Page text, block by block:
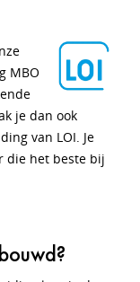
MBO
je dan ook
van LOI. Je
die het beste bij